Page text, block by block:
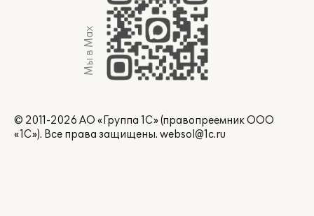
Мы в Max
© 2011-2026 АО «Группа 1С» (правопреемник ООО
«1С»). Все права защищены. websol@1c.ru